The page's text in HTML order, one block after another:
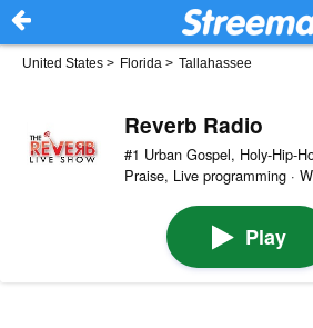
United States > Florida > Tallahassee
Reverb Radio
#1 Urban Gospel, Holy-Hip-
Praise, Live programming ·
Play